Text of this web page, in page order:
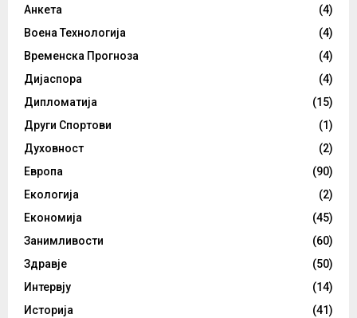
Анкета
(4)
Воена Технологија
(4)
Временска Прогноза
(4)
Дијаспора
(4)
Дипломатија
(15)
Други Спортови
(1)
Духовност
(2)
Европа
(90)
Екологија
(2)
Економија
(45)
Занимливости
(60)
Здравје
(50)
Интервју
(14)
Историја
(41)